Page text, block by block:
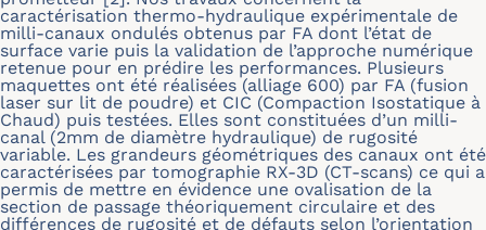
caractérisation thermo-hydraulique expérimentale de
milli-canaux ondulés obtenus par FA dont l’état de
surface varie puis la validation de l’approche numérique
retenue pour en prédire les performances. Plusieurs
maquettes ont été réalisées (alliage 600) par FA (fusion
laser sur lit de poudre) et CIC (Compaction Isostatique à
Chaud) puis testées. Elles sont constituées d’un milli-
canal (2mm de diamètre hydraulique) de rugosité
variable. Les grandeurs géométriques des canaux ont été
caractérisées par tomographie RX-3D (CT-scans) ce qui a
permis de mettre en évidence une ovalisation de la
section de passage théoriquement circulaire et des
différences de rugosité et de défauts selon l’orientation